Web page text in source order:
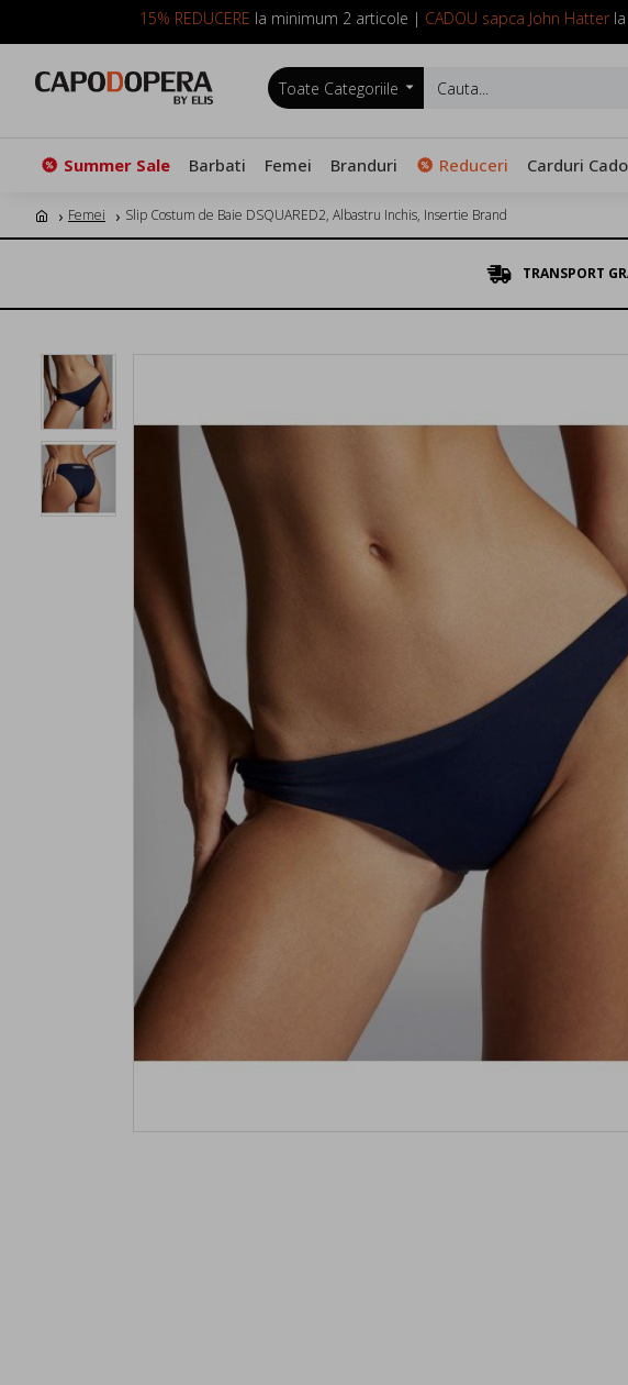
15% REDUCERE la minimum 2 articole | CADOU sapca John Hatterla
Toate Categoriile
Summer Sale Barbati Femei Branduri Reduceri Carduri
Femei Slip Costum de Baie DSQUARED2, Albastru Inchis, Insertie Brand
TRANSPORT